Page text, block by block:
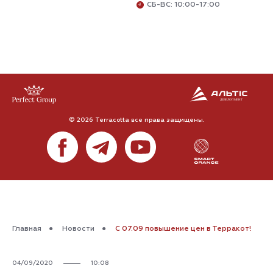
СБ-ВС: 10:00-17:00
© 2026 Terracotta все права защищены.
Главная ● Новости ● С 07.09 повышение цен в Терракот!
04/09/2020 10:08